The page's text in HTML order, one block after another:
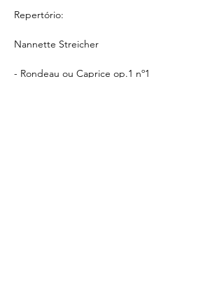
Repertório:
Nannette Streicher
- Rondeau ou Caprice op.1 nº1